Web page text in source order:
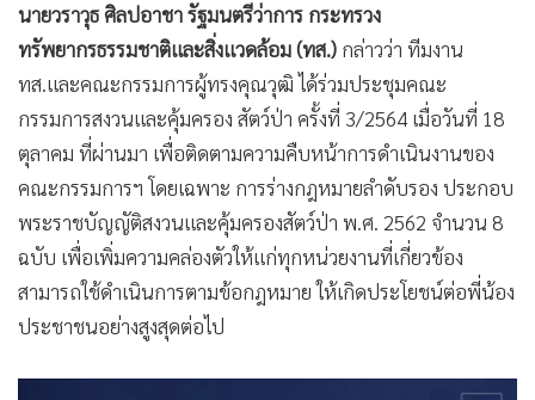
• ญี่ปุ่น
• News1
• Gotomanager
นายวราวุธ ศิลปอาชา รัฐมนตรีว่าการ กระทรวง
ทรัพยากรธรรมชาติและสิ่งแวดล้อม (ทส.) กล่าวว่า ทีมงาน
ทส.และคณะกรรมการผู้ทรงคุณวุฒิ ได้ร่วมประชุมคณะ
กรรมการสงวนและคุ้มครอง สัตว์ป่า ครั้งที่ 3/2564 เมื่อวันที่ 18
ตุลาคม ที่ผ่านมา เพื่อติดตามความคืบหน้าการดำเนินงานของ
คณะกรรมการฯ โดยเฉพาะ การร่างกฎหมายลำดับรอง ประกอบ
พระราชบัญญัติสงวนและคุ้มครองสัตว์ป่า พ.ศ. 2562 จำนวน 8
ฉบับ เพื่อเพิ่มความคล่องตัวให้แก่ทุกหน่วยงานที่เกี่ยวข้อง
สามารถใช้ดำเนินการตามข้อกฎหมาย ให้เกิดประโยชน์ต่อพี่น้อง
ประชาชนอย่างสูงสุดต่อไป